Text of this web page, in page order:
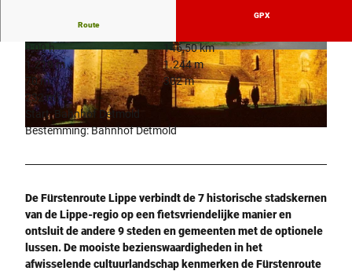
© Stadt Lügde, Tourist-Information Lügde |CC-BY-SA
© Residenzschloß Detmold © Lippe Tourismus & Marketing GmbH
Route
GPX
9:00 h
146,50 km
1.219 m
1.244 m
70 m
302 m
232 m
Start: Bahnhof Detmold
Bestemming: Bahnhof Detmold
De Fürstenroute Lippe verbindt de 7 historische stadskernen
van de Lippe-regio op een fietsvriendelijke manier en
ontsluit de andere 9 steden en gemeenten met de optionele
lussen. De mooiste bezienswaardigheden in het
afwisselende cultuurlandschap kenmerken de Fürstenroute